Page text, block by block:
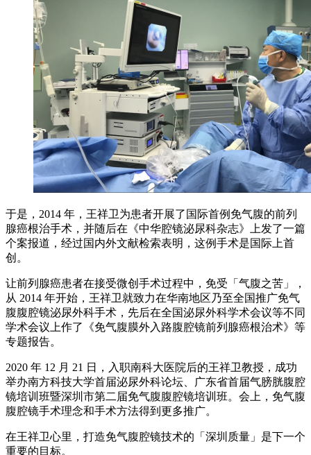
于是，2014 年，王祥卫为患者开展了国际首例免气腹的前列
腺癌根治手术，并随后在《中华腔镜泌尿科杂志》上发了一篇
个案报道，经过国内外文献检索表明，这例手术是国际上首
创。
让前列腺癌患者在接受微创手术过程中，免受「气腹之苦」，
从 2014 年开始，王祥卫就致力在华南地区乃至全国推广免气
腹腹腔镜泌尿外科手术，先后在全国泌尿外科学术会议等不同
学术会议上作了《免气腹膜外入路腹腔镜前列腺癌根治术》等
专题报告。
2020 年 12 月 21 日，入职南科大医院后的王祥卫教授，成功
举办南方科技大学首届泌尿外科论坛、广东省首届气膀胱腹腔
镜培训班暨深圳市第二届免气腹腹腔镜培训班。会上，免气腹
腹腔镜手术理念和手术方法得到更多推广。
在王祥卫心里，打造免气腹腔镜技术的「深圳质量」是下一个
重要的目标。